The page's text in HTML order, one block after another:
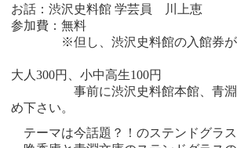
お話：渋沢史料館 学芸員 川上恵
参加費：無料
※但し、渋沢史料館の入館券が
大人300円、小中高生100円
事前に渋沢史料館本館、青淵文
め下さい。
テーマは今話題？！のステンドグラス